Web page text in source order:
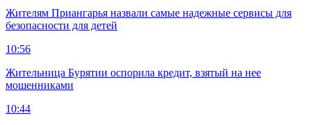
Жителям Приангарья назвали самые надежные сервисы для
безопасности для детей
10:56
Жительница Бурятии оспорила кредит, взятый на нее
мошенниками
10:44